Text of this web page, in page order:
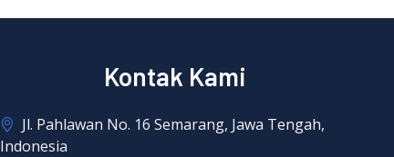
Kontak Kami
Jl. Pahlawan No. 16 Semarang, Jawa Tengah,
Indonesia